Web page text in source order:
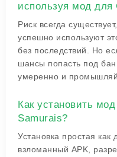
используя мод для
Риск всегда
успешно используют
без последствий. Но
шансы попасть под
умеренно и
Как установить
Samurais?
Установка простая
взломанный APK,